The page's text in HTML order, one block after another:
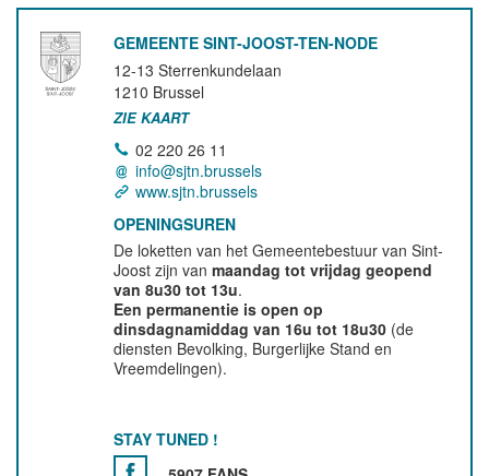
GEMEENTE SINT-JOOST-TEN-NODE
12-13 Sterrenkundelaan
1210 Brussel
ZIE KAART
02 220 26 11
info@sjtn.brussels
www.sjtn.brussels
OPENINGSUREN
De loketten van het Gemeentebestuur van Sint-
Joost zijn vanmaandag tot vrijdag geopend
van 8u30 tot 13u.
Een permanentie is open op
dinsdagnamiddag van 16u tot 18u30 (de
diensten Bevolking, Burgerlijke Stand en
Vreemdelingen).
STAY TUNED !